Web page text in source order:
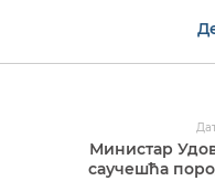
Министар
саучешћа